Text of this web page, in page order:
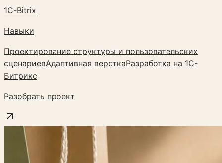
1C-Bitrix
Навыки
Проектирование структуры и пользовательских
сценариевАдаптивная версткаРазработка на 1С-
Битрикс
Разобрать проект